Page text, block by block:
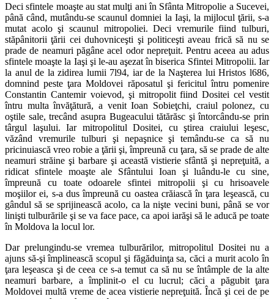
Deci sfintele moaşte au stat mulţi ani în Sfânta Mitropolie a Sucevei,
până când, mutându-se scaunul domniei la Iaşi, la mijlocul ţării, s-a
mutat acolo şi scaunul mitropoliei. Deci vremurile fiind tulburi,
stăpânitorii ţării cei duhovniceşti şi politiceşti aveau frică să nu se
prade de neamuri păgâne acel odor nepreţuit. Pentru aceea au adus
sfintele moaşte la Iaşi şi le-au aşezat în biserica Sfintei Mitropolii. Iar
la anul de la zidirea lumii 7l94, iar de la Naşterea lui Hristos l686,
domnind peste ţara Moldovei răposatul şi fericitul întru pomenire
Constantin Cantemir voievod, şi mitropolit fiind Dositei cel vestit
întru multa învăţătură, a venit Ioan Sobieţchi, craiul polonez, cu
oştile sale, trecând asupra Bugeacului tătărăsc şi întorcându-se prin
târgul laşului. Iar mitropolitul Dositei, cu ştirea craiului leşesc,
văzând vremurile tulburi şi nepaşnice şi temându-se ca să nu
pricinuiască vreo robie a ţării şi, împreună cu ţara, să se prade de alte
neamuri străine şi barbare şi această vistierie sfântă şi nepreţuită, a
ridicat sfintele moaşte ale Sfântului Ioan şi luându-le cu sine,
împreună cu toate odoarele sfintei mitropolii şi cu hrisoavele
moşiilor ei, s-a dus împreună cu oastea crăiască în ţara leşească, cu
gândul să se sprijinească acolo, ca la nişte vecini buni, până se vor
linişti tulburările şi se va face pace, ca apoi iarăşi să le aducă pe toate
în Moldova la locul lor.
Dar prelungindu-se vremea tulburărilor, mitropolitul Dositei nu a
ajuns să-şi împlinească scopul şi făgăduinţa sa, căci a murit acolo în
ţara leşeasca şi de ceea ce s-a temut ca să nu se întâmple de la alte
neamuri barbare, a împlinit-o el cu lucrul; căci a păgubit ţara
Moldovei multă vreme de acea vistierie nepreţuită. Încă şi cei de pe